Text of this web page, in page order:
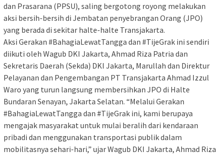
dan Prasarana (PPSU), saling bergotong royong melakukan
aksi bersih-bersih di Jembatan penyebrangan Orang (JPO)
yang berada di sekitar halte-halte Transjakarta.
Aksi Gerakan #BahagiaLewatTangga dan #TijeGrak ini sendiri
diikuti oleh Wagub DKI Jakarta, Ahmad Riza Patria dan
Sekretaris Daerah (Sekda) DKI Jakarta, Marullah dan Direktur
Pelayanan dan Pengembangan PT Transjakarta Ahmad Izzul
Waro yang turun langsung membersihkan JPO di Halte
Bundaran Senayan, Jakarta Selatan. “Melalui Gerakan
#BahagiaLewatTangga dan #TijeGrak ini, kami berupaya
mengajak masyarakat untuk mulai beralih dari kendaraan
pribadi dan menggunakan transportasi publik dalam
mobilitasnya sehari-hari,” ujar Wagub DKI Jakarta, Ahmad Riza